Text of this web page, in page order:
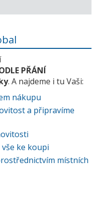
PŘÁNÍ
. A najdeme i tu Vaši:
nákupu
a připravíme
ke koupi
místních